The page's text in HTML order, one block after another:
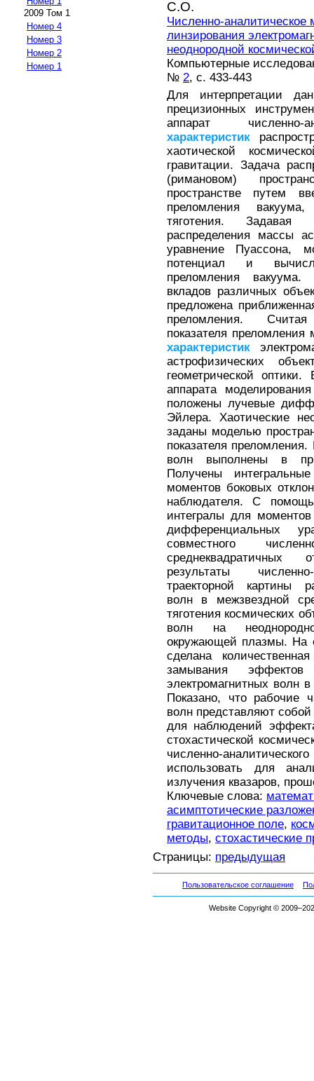
2009 Том 1
Номер 4
Номер 3
Номер 2
Номер 1
С.О.
Численно-аналитическое
линзирования
неоднородной
Компьютерные
№ 2, с. 433-443
Для интерпретации
прецизионных
аппарат численно-
характеристик
хаотической
гравитации. Задача
(римановом)
пространстве путем
преломления
тяготения. Задавая
распределения массы
уравнение Пуассона,
потенциал и
преломления
вкладов различных
предложена
преломления.
показателя
характеристик
астрофизических
геометрической оптики.
аппарата
положены лучевые
Эйлера. Хаотические
заданы моделью
показателя
волн выполнены в
Получены
моментов боковых
наблюдателя. С
интегралы для
дифференциальных
совместного
результаты
траекторной картины
волн в межзвездной
тяготения космических
волн на
окружающей плазмы. На
сделана
замывания эффектов
электромагнитных волн
Показано, что рабочие
волн представляют
для наблюдений
стохастической
численно-
использовать для
излучения квазаров,
Ключевые слова:
асимптотические
гравитационное поле,
методы, стохастические
Страницы: предыдущая
Пользовательское соглашение
Website Copyright ©